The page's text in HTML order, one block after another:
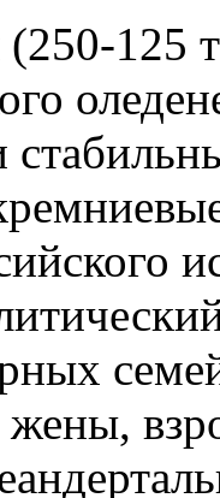
125
жены,